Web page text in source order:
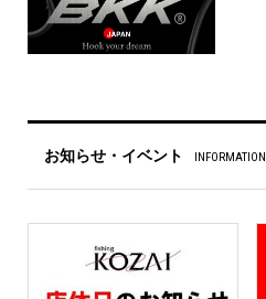
お知らせ・イベント INFORMATION